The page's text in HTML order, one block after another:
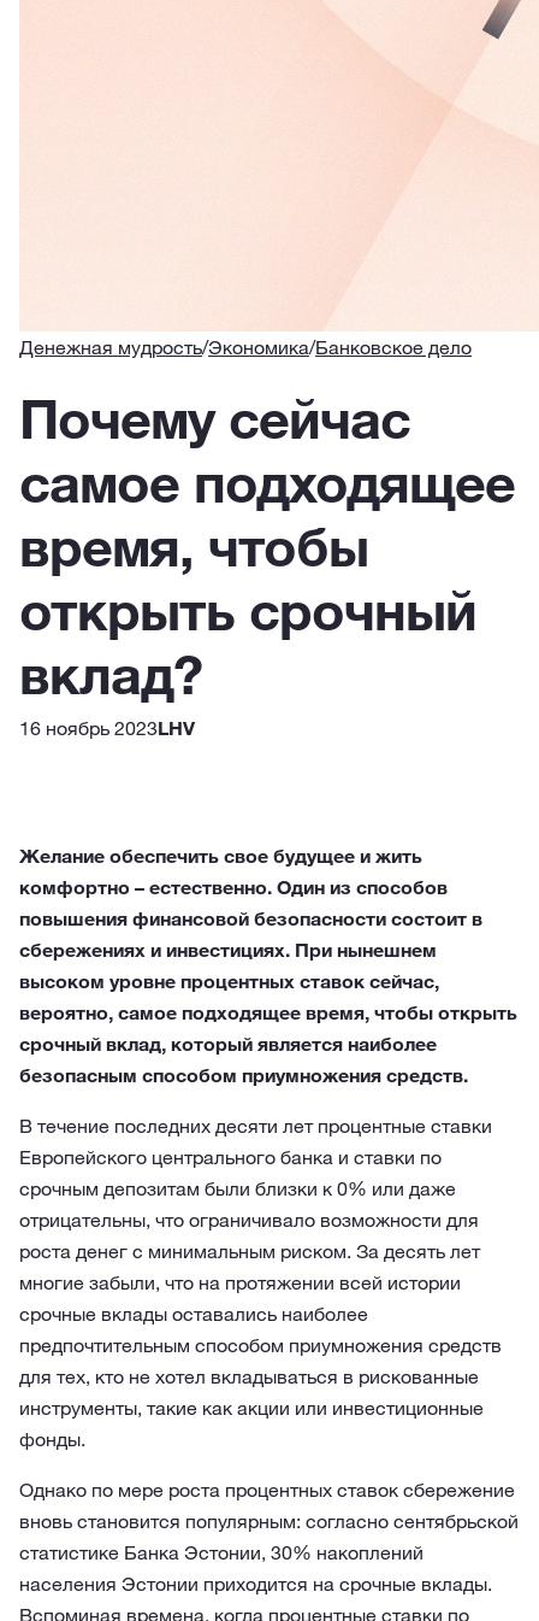
Денежная мудрость/Экономика/Банковское дело
Почему сейчас
самое подходящее
время, чтобы
открыть срочный
вклад?
16 ноябрь 2023LHV
Желание обеспечить свое будущее и жить
комфортно – естественно. Один из способов
повышения финансовой безопасности состоит в
сбережениях и инвестициях. При нынешнем
высоком уровне процентных ставок сейчас,
вероятно, самое подходящее время, чтобы открыть
срочный вклад, который является наиболее
безопасным способом приумножения средств.
В течение последних десяти лет процентные ставки
Европейского центрального банка и ставки по
срочным депозитам были близки к 0% или даже
отрицательны, что ограничивало возможности для
роста денег с минимальным риском. За десять лет
многие забыли, что на протяжении всей истории
срочные вклады оставались наиболее
предпочтительным способом приумножения средств
для тех, кто не хотел вкладываться в рискованные
инструменты, такие как акции или инвестиционные
фонды.
Однако по мере роста процентных ставок сбережение
вновь становится популярным: согласно сентябрьской
статистике Банка Эстонии, 30% накоплений
населения Эстонии приходится на срочные вклады.
Вспоминая времена, когда процентные ставки по